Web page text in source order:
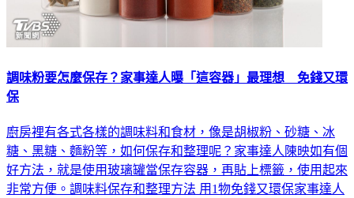
調味粉要怎麼保存？家事達人曝「這容器」最理想 免錢又環
保
廚房裡有各式各樣的調味料和食材，像是胡椒粉、砂糖、冰
糖、黑糖、麵粉等，如何保存和整理呢？家事達人陳映如有個
好方法，就是使用玻璃罐當保存容器，再貼上標籤，使用起來
非常方便。調味料保存和整理方法 用1物免錢又環保家事達人